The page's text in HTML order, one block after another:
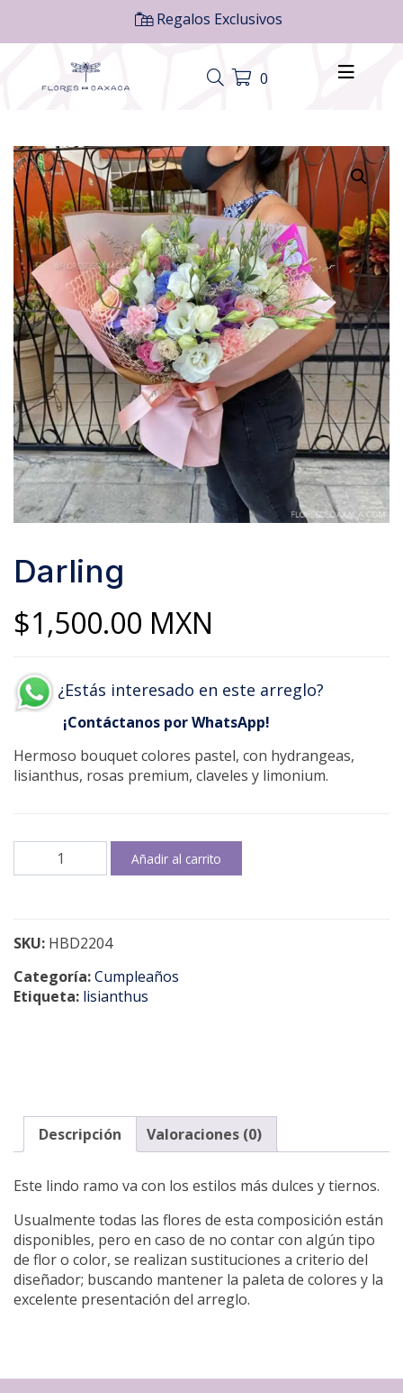
Regalos Exclusivos
0
Darling
$1,500.00 MXN
¿Estás interesado en este arreglo?
¡Contáctanos por WhatsApp!
Hermoso bouquet colores pastel, con hydrangeas,
lisianthus, rosas premium, claveles y limonium.
Darling
cantidad
Añadir al carrito
SKU: HBD2204
Categoría:Cumpleaños
Etiqueta: lisianthus
Descripción Valoraciones (0)
Este lindo ramo va con los estilos más dulces y tiernos.
Usualmente todas las flores de esta composición están
disponibles, pero en caso de no contar con algún tipo
de flor o color, se realizan sustituciones a criterio del
diseñador; buscando mantener la paleta de colores y la
excelente presentación del arreglo.